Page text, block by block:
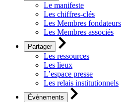
Le manifeste
Les chiffres-clés
Les Membres fondateurs
Les Membres associés
Partager
Les ressources
Les lieux
L’espace presse
Les relais institutionnels
Évènements